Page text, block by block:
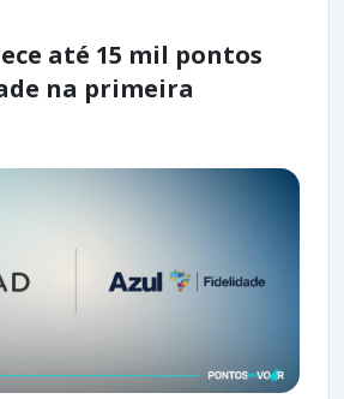
até 15 mil pontos
na primeira